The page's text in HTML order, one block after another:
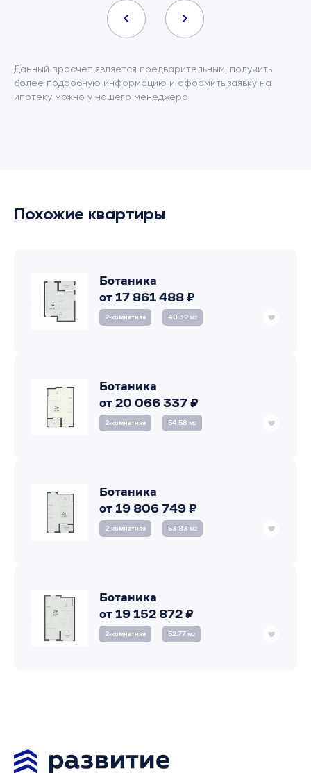
Данный просчет является предварительным, получить
более подробную информацию и оформить заявку на
ипотеку можно у нашего менеджера
Похожие квартиры
Ботаника
от 17 861 488 ₽
2‑комнатная 48.32 м2
Ботаника
от 20 066 337 ₽
2‑комнатная 54.58 м2
Ботаника
от 19 806 749 ₽
2‑комнатная 53.83 м2
Ботаника
от 19 152 872 ₽
2‑комнатная 52.77 м2